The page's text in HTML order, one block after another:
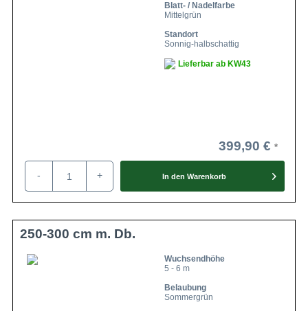
Blatt- / Nadelfarbe
Mittelgrün
Standort
Sonnig-halbschattig
Lieferbar ab KW43
399,90 €
- + In den Warenkorb
250-300 cm m. Db.
Wuchsendhöhe
5 - 6 m
Belaubung
Sommergrün